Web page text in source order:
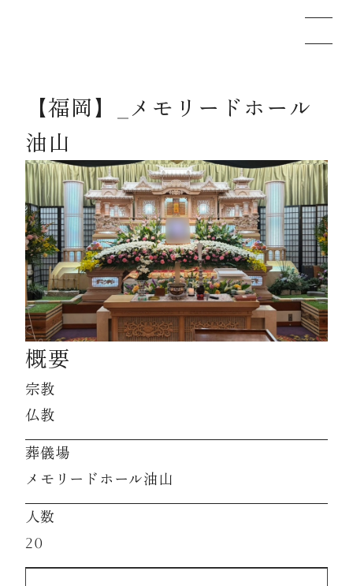
メモリードのお葬式について
葬儀の流れ
事例
施設案内
お知らせ
資料請求
お見積もり
お問合わせ
【福岡】_メモリードホール
油山
概要
宗教
仏教
葬儀場
メモリードホール油山
人数
20